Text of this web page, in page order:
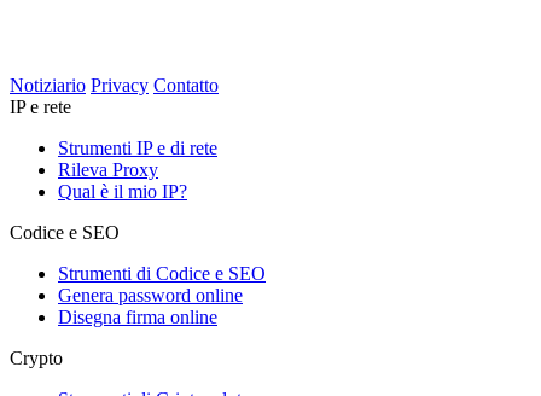
Notiziario Privacy Contatto
IP e rete
Strumenti IP e di rete
Rileva Proxy
Qual è il mio IP?
Codice e SEO
Strumenti di Codice e SEO
Genera password online
Disegna firma online
Crypto